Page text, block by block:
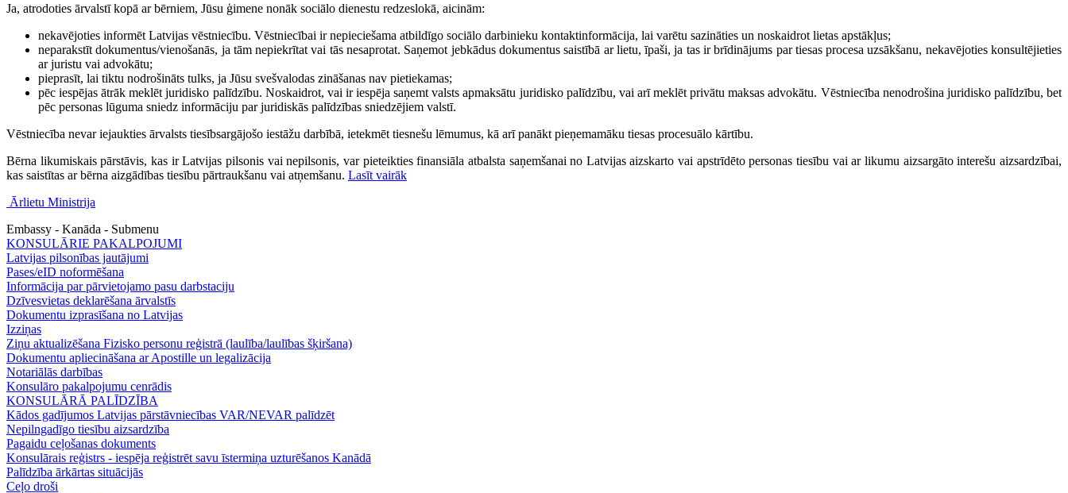
Ja, atrodoties ārvalstī kopā ar bērniem, Jūsu ģimene nonāk sociālo dienestu redzeslokā, aicinām:
nekavējoties informēt Latvijas vēstniecību. Vēstniecībai ir nepieciešama atbildīgo sociālo darbinieku kontaktinformācija, lai varētu sazināties un noskaidrot lietas apstākļus;
neparakstīt dokumentus/vienošanās, ja tām nepiekrītat vai tās nesaprotat. Saņemot jebkādus dokumentus saistībā ar lietu, īpaši, ja tas ir brīdinājums par tiesas procesa uzsākšanu, nekavējoties konsultējieties
ar juristu vai advokātu;
pieprasīt, lai tiktu nodrošināts tulks, ja Jūsu svešvalodas zināšanas nav pietiekamas;
pēc iespējas ātrāk meklēt juridisko palīdzību. Noskaidrot, vai ir iespēja saņemt valsts apmaksātu juridisko palīdzību, vai arī meklēt privātu maksas advokātu. Vēstniecība nenodrošina juridisko palīdzību, bet
pēc personas lūguma sniedz informāciju par juridiskās palīdzības sniedzējiem valstī.
Vēstniecība nevar iejaukties ārvalsts tiesībsargājošo iestāžu darbībā, ietekmēt tiesnešu lēmumus, kā arī panākt pieņemamāku tiesas procesuālo kārtību.
Bērna likumiskais pārstāvis, kas ir Latvijas pilsonis vai nepilsonis, var pieteikties finansiāla atbalsta saņemšanai no Latvijas aizskarto vai apstrīdēto personas tiesību vai ar likumu aizsargāto interešu aizsardzībai,
kas saistītas ar bērna aizgādības tiesību pārtraukšanu vai atņemšanu. Lasīt vairāk
Ārlietu Ministrija
Embassy - Kanāda - Submenu
KONSULĀRIE PAKALPOJUMI
Latvijas pilsonības jautājumi
Pases/eID noformēšana
Informācija par pārvietojamo pasu darbstaciju
Dzīvesvietas deklarēšana ārvalstīs
Dokumentu izprasīšana no Latvijas
Izziņas
Ziņu aktualizēšana Fizisko personu reģistrā (laulība/laulības šķiršana)
Dokumentu apliecināšana ar Apostille un legalizācija
Notariālās darbības
Konsulāro pakalpojumu cenrādis
KONSULĀRĀ PALĪDZĪBA
Kādos gadījumos Latvijas pārstāvniecības VAR/NEVAR palīdzēt
Nepilngadīgo tiesību aizsardzība
Pagaidu ceļošanas dokuments
Konsulārais reģistrs - iespēja reģistrēt savu īstermiņa uzturēšanos Kanādā
Palīdzība ārkārtas situācijās
Ceļo droši